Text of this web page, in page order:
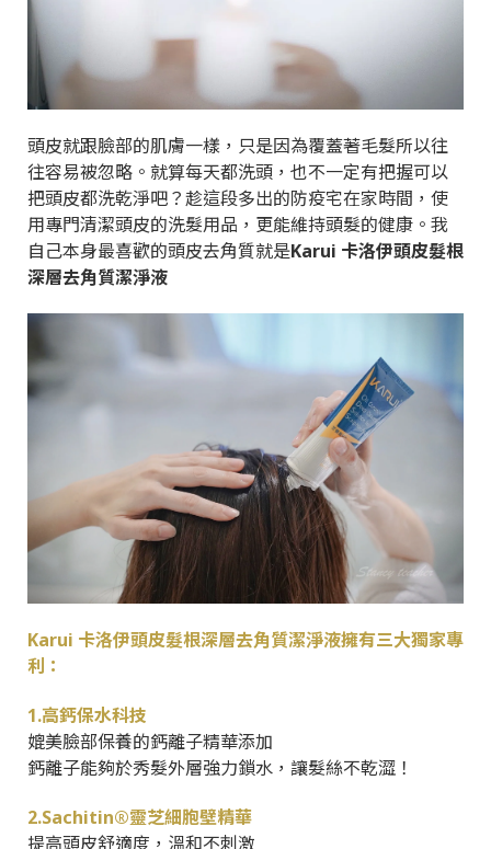
頭皮就跟臉部的肌膚一樣，只是因為覆蓋著毛髮所以往
往容易被忽略。就算每天都洗頭，也不一定有把握可以
把頭皮都洗乾淨吧？趁這段多出的防疫宅在家時間，使
用專門清潔頭皮的洗髮用品，更能維持頭髮的健康。我
自己本身最喜歡的頭皮去角質就是Karui 卡洛伊頭皮髮根
深層去角質潔淨液
Karui 卡洛伊頭皮髮根深層去角質潔淨液擁有三大獨家專
利：
1.高鈣保水科技
媲美臉部保養的鈣離子精華添加
鈣離子能夠於秀髮外層強力鎖水，讓髮絲不乾澀！
2.Sachitin®靈芝細胞壁精華
提高頭皮舒適度，溫和不刺激